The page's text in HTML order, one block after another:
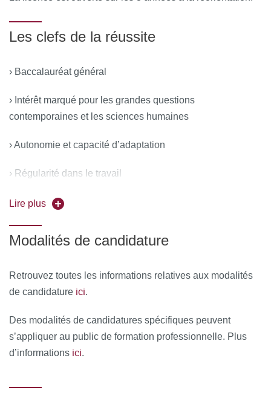
Les clefs de la réussite
› Baccalauréat général
› Intérêt marqué pour les grandes questions
contemporaines et les sciences humaines
› Autonomie et capacité d’adaptation
› Régularité dans le travail
› Rigueur méthodologique
Lire plus
Modalités de candidature
Retrouvez toutes les informations relatives aux modalités
de candidature ici.
Des modalités de candidatures spécifiques peuvent
s’appliquer au public de formation professionnelle. Plus
d’informations ici.